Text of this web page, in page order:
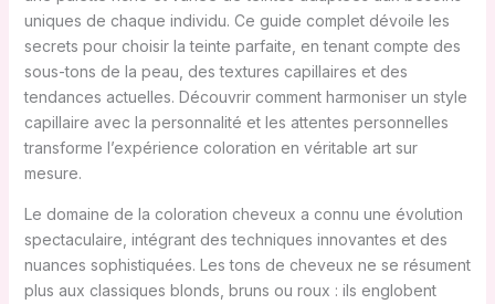
uniques de chaque individu. Ce guide complet dévoile les
secrets pour choisir la teinte parfaite, en tenant compte des
sous-tons de la peau, des textures capillaires et des
tendances actuelles. Découvrir comment harmoniser un style
capillaire avec la personnalité et les attentes personnelles
transforme l’expérience coloration en véritable art sur
mesure.
Le domaine de la coloration cheveux a connu une évolution
spectaculaire, intégrant des techniques innovantes et des
nuances sophistiquées. Les tons de cheveux ne se résument
plus aux classiques blonds, bruns ou roux : ils englobent